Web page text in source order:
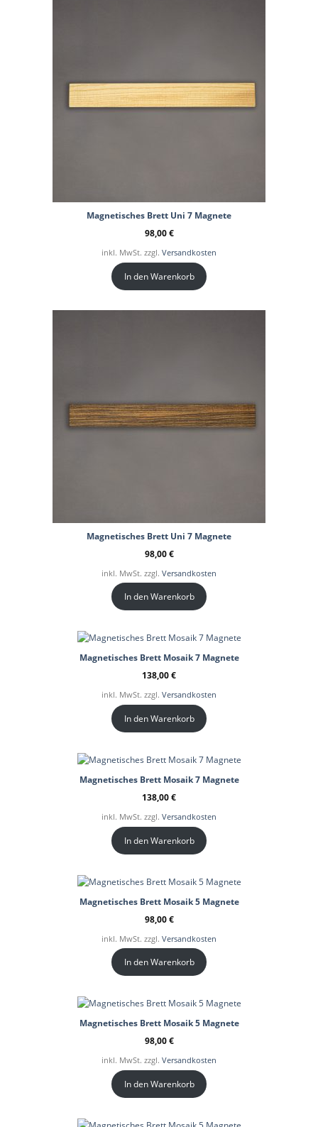
Magnetisches Brett Uni 7 Magnete
98,00€
inkl. MwSt. zzgl. Versandkosten
In den Warenkorb
Magnetisches Brett Uni 7 Magnete
98,00€
inkl. MwSt. zzgl. Versandkosten
In den Warenkorb
Magnetisches Brett Mosaik 7 Magnete
138,00€
inkl. MwSt. zzgl. Versandkosten
In den Warenkorb
Magnetisches Brett Mosaik 7 Magnete
138,00€
inkl. MwSt. zzgl. Versandkosten
In den Warenkorb
Magnetisches Brett Mosaik 5 Magnete
98,00€
inkl. MwSt. zzgl. Versandkosten
In den Warenkorb
Magnetisches Brett Mosaik 5 Magnete
98,00€
inkl. MwSt. zzgl. Versandkosten
In den Warenkorb